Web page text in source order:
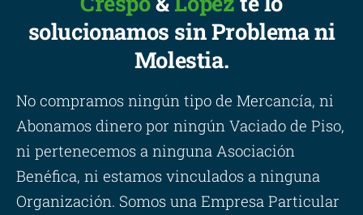
solucionamos sin Problema ni
Molestia.
No compramos ningún tipo de Mercancía, ni
Abonamos dinero por ningún Vaciado de Piso,
ni pertenecemos a ninguna Asociación
Benéfica, ni estamos vinculados a ninguna
Organización. Somos una Empresa Particular